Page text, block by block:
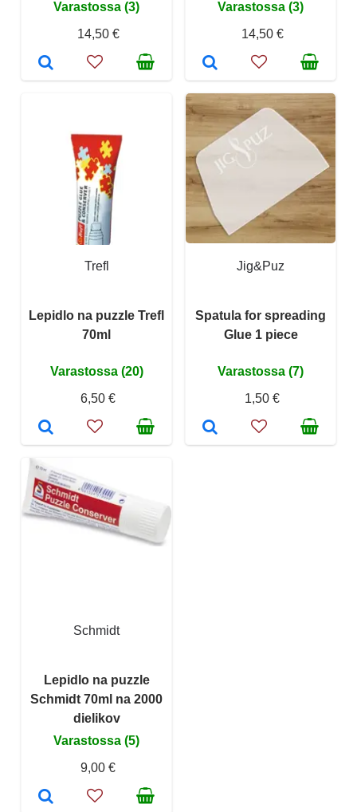
Varastossa (3)
14,50 €
Varastossa (3)
14,50 €
Trefl
Lepidlo na puzzle Trefl
70ml
Varastossa (20)
6,50 €
Jig&Puz
Spatula for spreading
Glue 1 piece
Varastossa (7)
1,50 €
Schmidt
Lepidlo na puzzle
Schmidt 70ml na 2000
dielikov
Varastossa (5)
9,00 €